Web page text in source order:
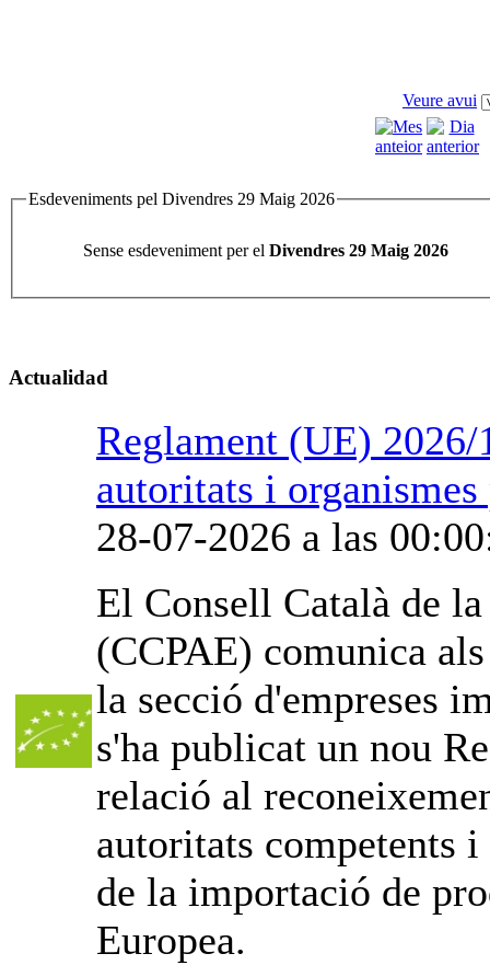
Veure avui
Esdeveniments pel Divendres 29 Maig 2026
Sense esdeveniment per el Divendres 29 Maig 2026
Actualidad
Reglament (UE)
autoritats i
28-07-2026 a las
El Consell Català de
(CCPAE) comunica
la secció d'empreses
s'ha publicat un nou
relació al
autoritats competents
de la importació de
Europea.